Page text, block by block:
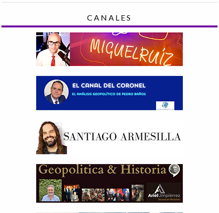
CANALES